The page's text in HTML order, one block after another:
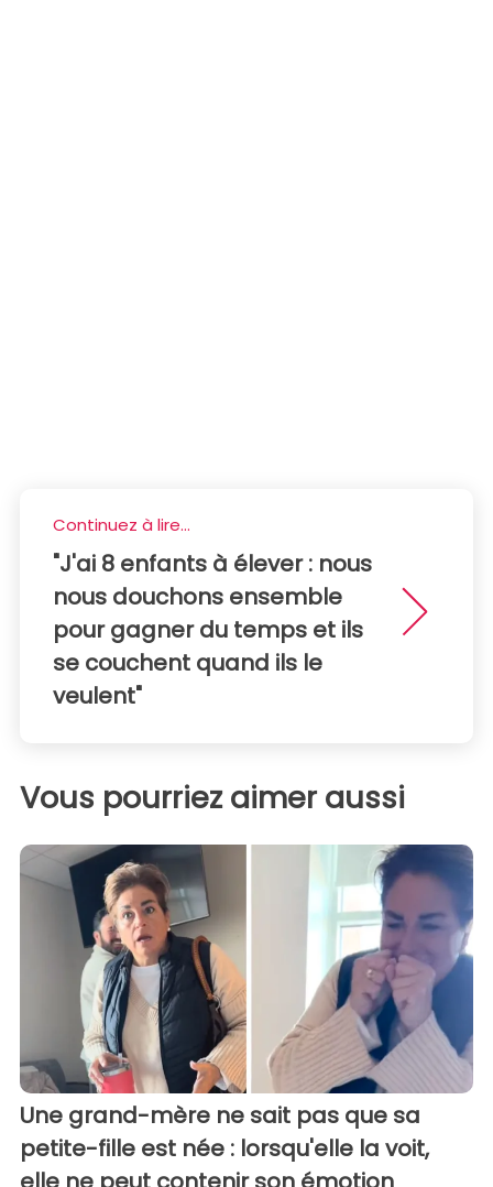
Continuez à lire...
"J'ai 8 enfants à élever : nous
nous douchons ensemble
pour gagner du temps et ils
se couchent quand ils le
veulent"
Vous pourriez aimer aussi
Une grand-mère ne sait pas que sa
petite-fille est née : lorsqu'elle la voit,